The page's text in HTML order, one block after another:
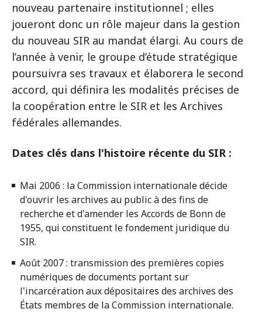
nouveau partenaire institutionnel ; elles
joueront donc un rôle majeur dans la gestion
du nouveau SIR au mandat élargi. Au cours de
l’année à venir, le groupe d’étude stratégique
poursuivra ses travaux et élaborera le second
accord, qui définira les modalités précises de
la coopération entre le SIR et les Archives
fédérales allemandes.
Dates clés dans l'histoire récente du SIR :
Mai 2006 : la Commission internationale décide
d'ouvrir les archives au public à des fins de
recherche et d'amender les Accords de Bonn de
1955, qui constituent le fondement juridique du
SIR.
Août 2007 : transmission des premières copies
numériques de documents portant sur
l'incarcération aux dépositaires des archives des
États membres de la Commission internationale.